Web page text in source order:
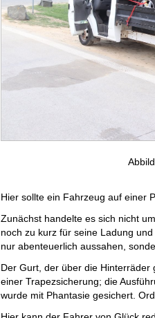
Hier sollte ein Fahrzeug auf einer
Zunächst handelte es sich nicht
noch zu kurz für seine Ladung
nur abenteuerlich aussahen,
Der Gurt, der über die Hinterräder
einer Trapezsicherung; die
wurde mit Phantasie gesichert.